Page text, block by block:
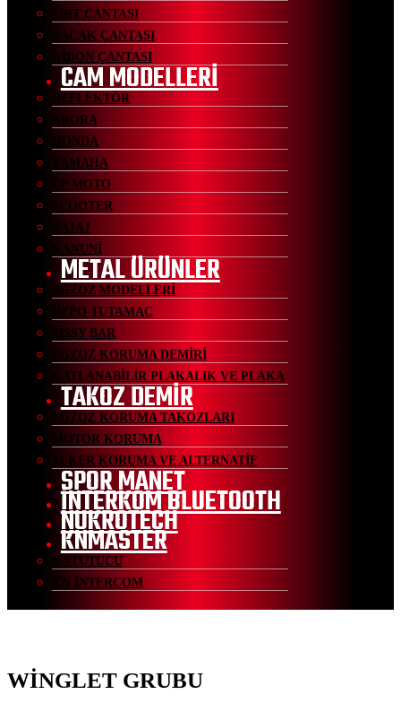
SIRT ÇANTASI
BACAK ÇANTASI
GİDON ÇANTASI
CAM MODELLERİ
DEFLEKTÖR
ARORA
HONDA
YAMAHA
CF MOTO
SCOOTER
BAJAJ
KANUNİ
METAL ÜRÜNLER
EGZOZ MODELLERİ
DEPO TUTAMAC
SİSSY BAR
EGZOZ KORUMA DEMİRİ
KATLANABİLİR PLAKALIK VE PLAKA
TAKOZ DEMİR
EGZOZ KORUMA TAKOZLARI
MOTOR KORUMA
TEKER KORUMA VE ALTERNATİF
SPOR MANET
İNTERKOM BLUETOOTH
NUKROTECH
KNMASTER
KNTUTUCU
KN İNTERCOM
WİNGLET GRUBU